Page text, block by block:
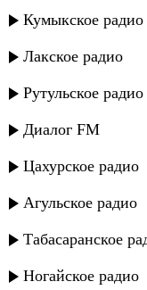
Кумыкское радио
Лакское радио
Рутульское радио
Диалог FM
Цахурское радио
Агульское радио
Табасаранское
Ногайское радио
Хасбулат
Хасбулат
Хасбулат
Хасбулат